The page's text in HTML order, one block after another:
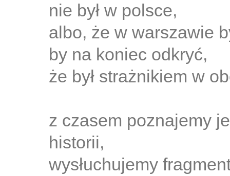
nie był w polsce,
albo, że w warszawie
by na koniec odkryć,
że był strażnikiem w
z czasem poznajemy
historii,
wysłuchujemy